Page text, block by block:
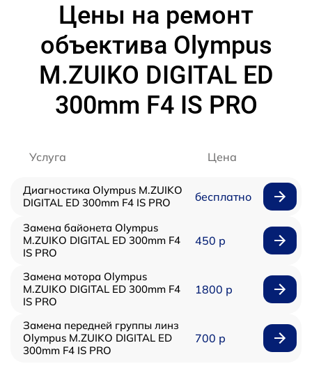
Цены на ремонт
объектива Olympus
M.ZUIKO DIGITAL ED
300mm F4 IS PRO
Услуга Цена
Диагностика Olympus M.ZUIKO
DIGITAL ED 300mm F4 IS PRO
бесплатно
Замена байонета Olympus
M.ZUIKO DIGITAL ED 300mm F4
IS PRO
450 р
Замена мотора Olympus
M.ZUIKO DIGITAL ED 300mm F4
IS PRO
1800 р
Замена передней группы линз
Olympus M.ZUIKO DIGITAL ED
300mm F4 IS PRO
700 р